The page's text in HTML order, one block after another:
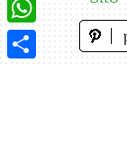
WhatsApp